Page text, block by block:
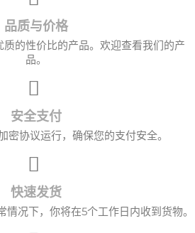
品质与价格
的性价比的产品。欢迎查看我们的产
品。
安全支付
密协议运行，确保您的支付安全。
快速发货
况下，你将在5个工作日内收到货物。